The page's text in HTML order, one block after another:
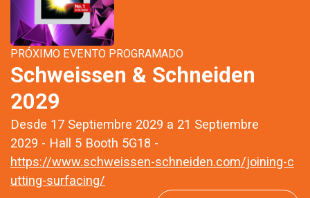
PRÓXIMO EVENTO PROGRAMADO
Schweissen & Schneiden
2029
Desde 17 Septiembre 2029 a 21 Septiembre
2029 - Hall 5 Booth 5G18 -
https://www.schweissen-schneiden.com/joining-c
utting-surfacing/